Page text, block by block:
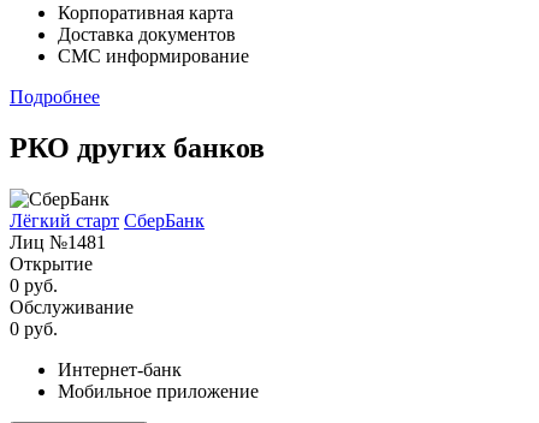
Корпоративная карта
Доставка документов
СМС информирование
Подробнее
РКО других банков
Лёгкий старт СберБанк
Лиц №1481
Открытие
0 руб.
Обслуживание
0 руб.
Интернет-банк
Мобильное приложение